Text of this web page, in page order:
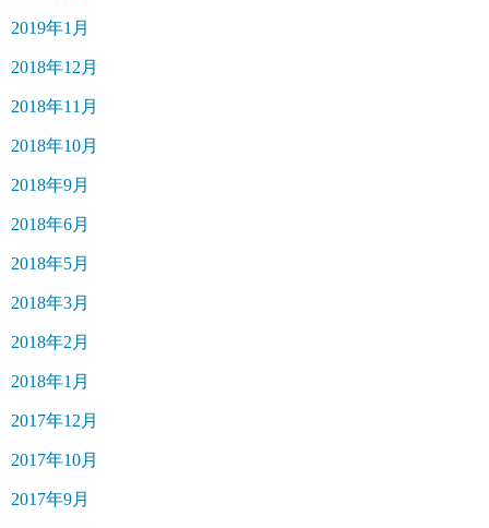
2019年1月
2018年12月
2018年11月
2018年10月
2018年9月
2018年6月
2018年5月
2018年3月
2018年2月
2018年1月
2017年12月
2017年10月
2017年9月